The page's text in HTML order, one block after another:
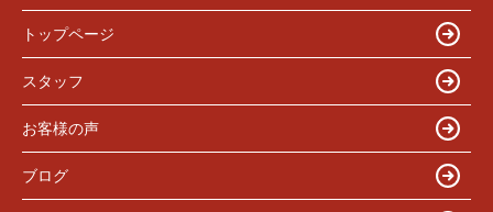
トップページ
スタッフ
お客様の声
ブログ